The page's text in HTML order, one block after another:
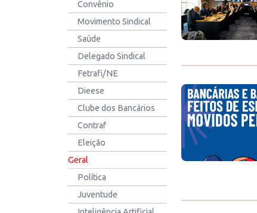
Convênio
Movimento Sindical
Saúde
Delegado Sindical
Fetrafi/NE
Dieese
Clube dos Bancários
Contraf
Eleição
Geral
Política
Juventude